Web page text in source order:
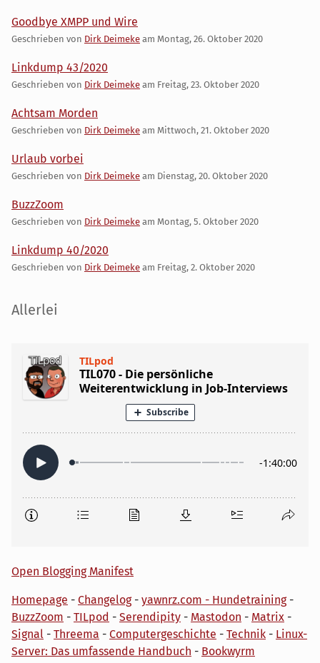
Goodbye XMPP und Wire
Geschrieben von Dirk Deimeke am Montag, 26. Oktober 2020
Linkdump 43/2020
Geschrieben von Dirk Deimeke am Freitag, 23. Oktober 2020
Achtsam Morden
Geschrieben von Dirk Deimeke am Mittwoch, 21. Oktober 2020
Urlaub vorbei
Geschrieben von Dirk Deimeke am Dienstag, 20. Oktober 2020
BuzzZoom
Geschrieben von Dirk Deimeke am Montag, 5. Oktober 2020
Linkdump 40/2020
Geschrieben von Dirk Deimeke am Freitag, 2. Oktober 2020
Seitenleiste
Allerlei
Open Blogging Manifest
Homepage - Changelog- yawnrz.com - Hundetraining-
BuzzZoom - TILpod - Serendipity - Mastodon - Matrix -
Signal - Threema - Computergeschichte - Technik - Linux-
Server: Das umfassende Handbuch - Bookwyrm